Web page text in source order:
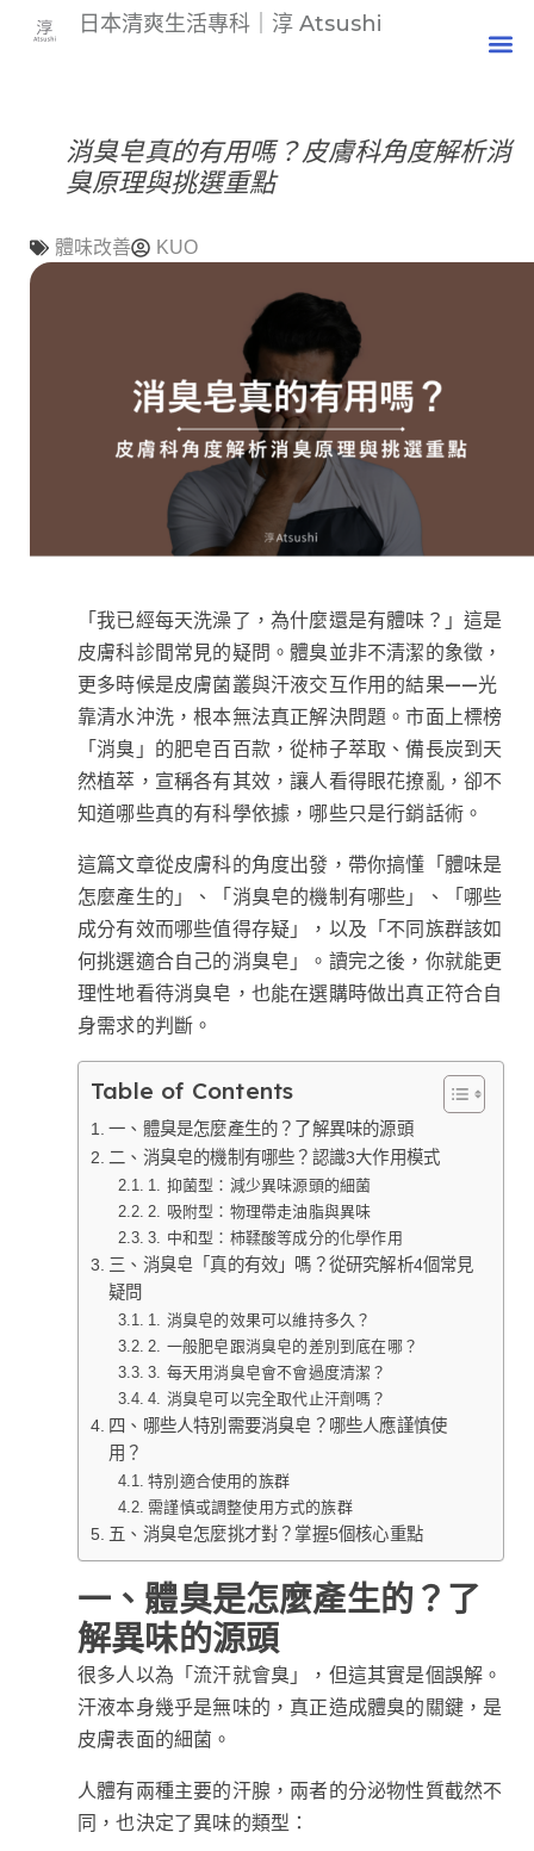
日本清爽生活專科｜淳 Atsushi
消臭皂真的有用嗎？皮膚科角度解析消
臭原理與挑選重點
體味改善 KUO
「我已經每天洗澡了，為什麼還是有體味？」這是
皮膚科診間常見的疑問。體臭並非不清潔的象徵，
更多時候是皮膚菌叢與汗液交互作用的結果——光
靠清水沖洗，根本無法真正解決問題。市面上標榜
「消臭」的肥皂百百款，從柿子萃取、備長炭到天
然植萃，宣稱各有其效，讓人看得眼花撩亂，卻不
知道哪些真的有科學依據，哪些只是行銷話術。
這篇文章從皮膚科的角度出發，帶你搞懂「體味是
怎麼產生的」、「消臭皂的機制有哪些」、「哪些
成分有效而哪些值得存疑」，以及「不同族群該如
何挑選適合自己的消臭皂」。讀完之後，你就能更
理性地看待消臭皂，也能在選購時做出真正符合自
身需求的判斷。
Table of Contents
一、體臭是怎麼產生的？了解異味的源頭
二、消臭皂的機制有哪些？認識3大作用模式
1. 抑菌型：減少異味源頭的細菌
2. 吸附型：物理帶走油脂與異味
3. 中和型：柿鞣酸等成分的化學作用
三、消臭皂「真的有效」嗎？從研究解析4個常見
疑問
1. 消臭皂的效果可以維持多久？
2. 一般肥皂跟消臭皂的差別到底在哪？
3. 每天用消臭皂會不會過度清潔？
4. 消臭皂可以完全取代止汗劑嗎？
四、哪些人特別需要消臭皂？哪些人應謹慎使
用？
特別適合使用的族群
需謹慎或調整使用方式的族群
五、消臭皂怎麼挑才對？掌握5個核心重點
一、體臭是怎麼產生的？了
解異味的源頭
很多人以為「流汗就會臭」，但這其實是個誤解。
汗液本身幾乎是無味的，真正造成體臭的關鍵，是
皮膚表面的細菌。
人體有兩種主要的汗腺，兩者的分泌物性質截然不
同，也決定了異味的類型：